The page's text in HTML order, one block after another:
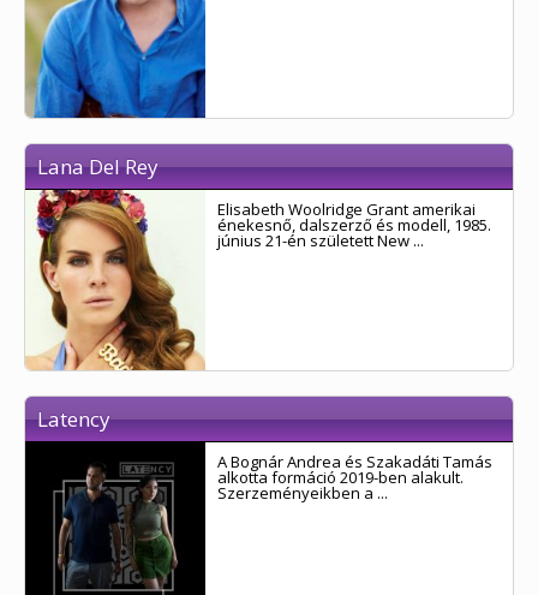
Lana Del Rey
Elisabeth Woolridge Grant amerikai
énekesnő, dalszerző és modell, 1985.
június 21-én született New ...
Latency
A Bognár Andrea és Szakadáti Tamás
alkotta formáció 2019-ben alakult.
Szerzeményeikben a ...